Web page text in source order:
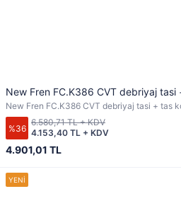
New Fren FC.K386 CVT debriyaj tasi
New Fren FC.K386 CVT debriyaj tasi + tas
%36
4.901,01 TL
4.153,40 TL + KDV
6.580,71 TL + KDV